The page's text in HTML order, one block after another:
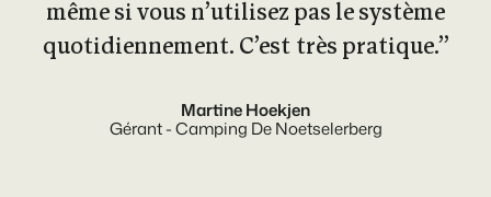
même si vous n’utilisez pas le système
quotidiennement. C’est très pratique.”
Martine Hoekjen
Gérant - Camping De Noetselerberg